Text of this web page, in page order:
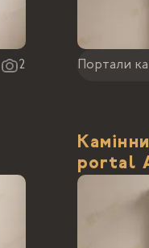
2 Портали
portal